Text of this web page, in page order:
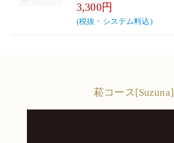
3,300円
(税抜・システム料込)
菘コース[Suzuna]